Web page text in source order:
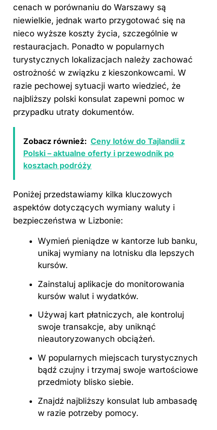
cenach w porównaniu do Warszawy są
niewielkie, jednak warto przygotować się na
nieco wyższe koszty życia, szczególnie w
restauracjach. Ponadto w popularnych
turystycznych lokalizacjach należy zachować
ostrożność w związku z kieszonkowcami. W
razie pechowej sytuacji warto wiedzieć, że
najbliższy polski konsulat zapewni pomoc w
przypadku utraty dokumentów.
Zobacz również: Ceny lotów do Tajlandii z
Polski – aktualne oferty i przewodnik po
kosztach podróży
Poniżej przedstawiamy kilka kluczowych
aspektów dotyczących wymiany waluty i
bezpieczeństwa w Lizbonie:
Wymień pieniądze w kantorze lub banku,
unikaj wymiany na lotnisku dla lepszych
kursów.
Zainstaluj aplikacje do monitorowania
kursów walut i wydatków.
Używaj kart płatniczych, ale kontroluj
swoje transakcje, aby uniknąć
nieautoryzowanych obciążeń.
W popularnych miejscach turystycznych
bądź czujny i trzymaj swoje wartościowe
przedmioty blisko siebie.
Znajdź najbliższy konsulat lub ambasadę
w razie potrzeby pomocy.